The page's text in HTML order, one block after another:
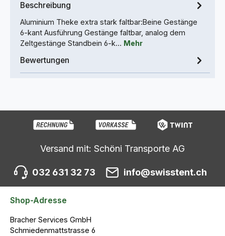
Beschreibung
Aluminium Theke extra stark faltbar:Beine Gestänge
6-kant Ausführung Gestänge faltbar, analog dem
Zeltgestänge Standbein 6-k… Mehr
Bewertungen
Versand mit: Schöni Transporte AG
032 631 32 73 info@swisstent.ch
Shop-Adresse
Bracher Services GmbH
Schmiedenmattstrasse 6